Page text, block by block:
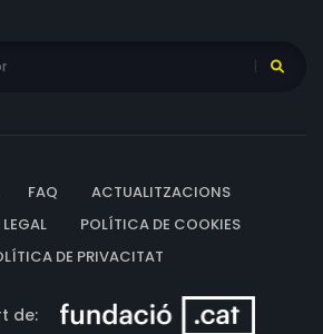
FAQ
ACTUALITZACIONS
POLÍTICA DE COOKIES
DE PRIVACITAT
de: